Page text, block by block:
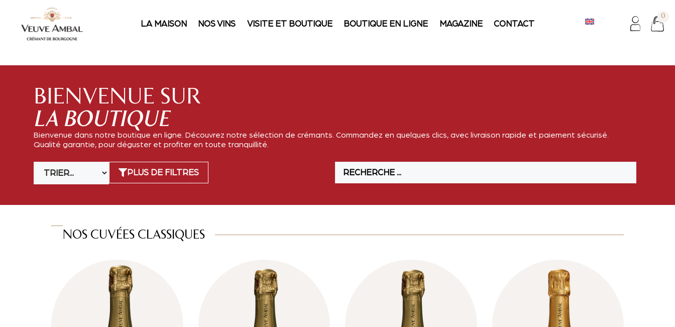
LA MAISON NOS VINS VISITE ET BOUTIQUE BOUTIQUE EN LIGNE MAGAZINE CONTACT
0
BIENVENUE SUR
LA BOUTIQUE
Bienvenue dans notre boutique en ligne. Découvrez notre sélection de crémants. Commandez en quelques clics, avec livraison rapide et paiement sécurisé.
Qualité garantie, pour déguster et profiter en toute tranquillité.
PLUS DE FILTRES
NOS CUVÉES CLASSIQUES